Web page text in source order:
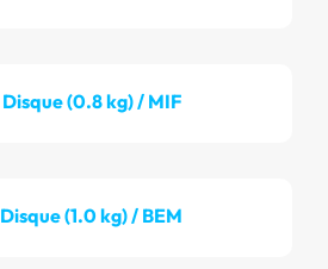
Disque (0.8 kg) / MIF
Disque (1.0 kg) / BEM